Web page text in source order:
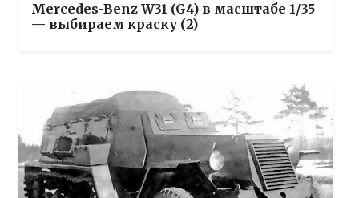
Mercedes-Benz W31 (G4) в масштабе 1/35
— выбираем краску (2)